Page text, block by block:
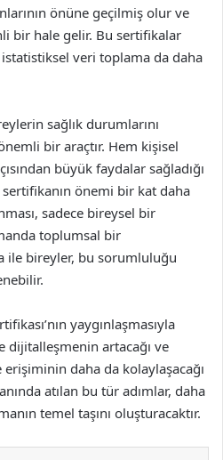
önüne geçilmiş olur ve
bir hale gelir. Bu sertifikalar
istatistiksel veri toplama da daha
sağlık durumlarını
bir araçtır. Hem kişisel
büyük faydalar sağladığı
sertifikanın önemi bir kat daha
sadece bireysel bir
toplumsal bir
ile bireyler, bu sorumluluğu
yaygınlaşmasıyla
dijitalleşmenin artacağı ve
daha da kolaylaşacağı
atılan bu tür adımlar, daha
temel taşını oluşturacaktır.